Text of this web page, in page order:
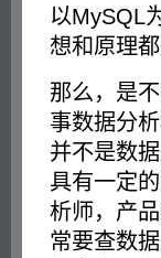
以MySQL
想和原理
那么，是
事数据分
并不是数
具有一定
析师，产
常要查数